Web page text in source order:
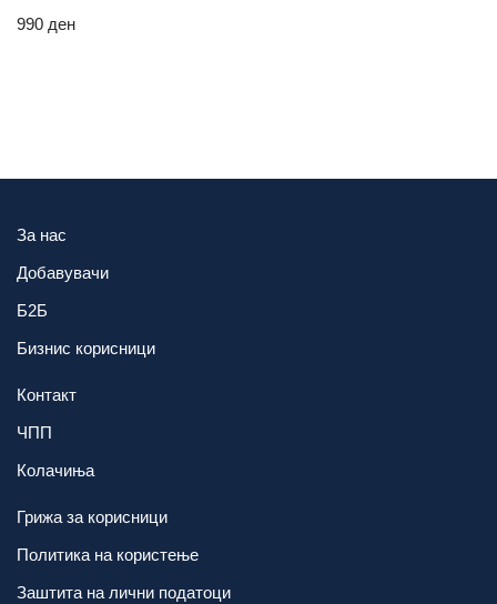
990 ден
За нас
Добавувачи
Б2Б
Бизнис корисници
Контакт
ЧПП
Колачиња
Грижа за корисници
Политика на користење
Заштита на лични податоци